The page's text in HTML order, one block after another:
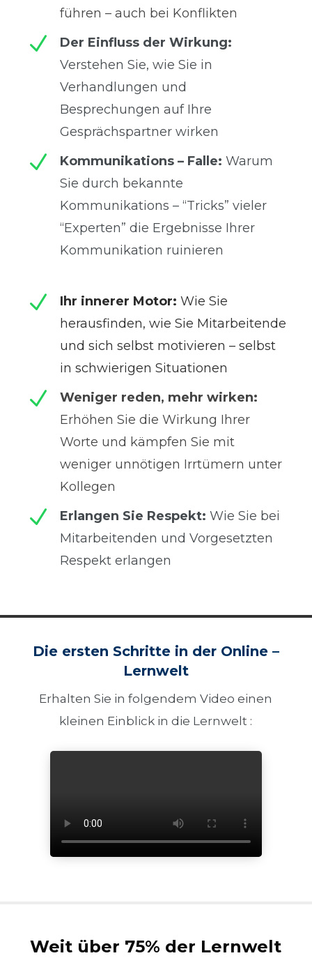
führen – auch bei Konflikten
N
Der Einfluss der Wirkung:
Verstehen Sie, wie Sie in
Verhandlungen und
Besprechungen auf Ihre
Gesprächspartner wirken
N Kommunikations – Falle: Warum
Sie durch bekannte
Kommunikations – “Tricks” vieler
“Experten” die Ergebnisse Ihrer
Kommunikation ruinieren
N Ihr innerer Motor: Wie Sie
herausfinden, wie Sie Mitarbeitende
und sich selbst motivieren – selbst
in schwierigen Situationen
N
Weniger reden, mehr wirken:
Erhöhen Sie die Wirkung Ihrer
Worte und kämpfen Sie mit
weniger unnötigen Irrtümern unter
Kollegen
N Erlangen Sie Respekt: Wie Sie bei
Mitarbeitenden und Vorgesetzten
Respekt erlangen
Die ersten Schritte in der Online –
Lernwelt
Erhalten Sie in folgendem Video einen
kleinen Einblick in die Lernwelt :
Weit über 75% der Lernwelt